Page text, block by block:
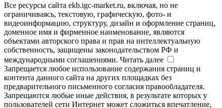
Все ресурсы сайта ekb.igc-market.ru, включая, но не
ограничиваясь, текстовую, графическую, фото- и
видеоинформацию, структуру, дизайн и оформление страниц,
доменное имя и фирменное наименование, являются
объектами авторского права и прав на интеллектуальную
собственность, защищены законодательством РФ и
международными соглашениями. Читать далее
Запрещается любое использование содержания страниц и
контента данного сайта на других площадках без
предварительного письменного согласия правообладателя.
Запрещаются любые иные действия, в результате которых у
пользователей сети Интернет может сложиться впечатление,